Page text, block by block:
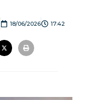
18/06/2026 17:42